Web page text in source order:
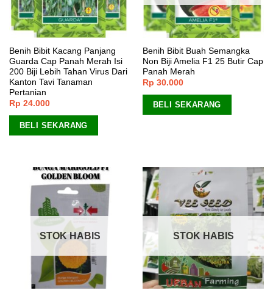
Benih Bibit Kacang Panjang
Guarda Cap Panah Merah Isi
200 Biji Lebih Tahan Virus Dari
Kanton Tavi Tanaman
Pertanian
Rp 24.000
BELI SEKARANG
Benih Bibit Buah Semangka
Non Biji Amelia F1 25 Butir Cap
Panah Merah
Rp 30.000
BELI SEKARANG
STOK HABIS STOK HABIS